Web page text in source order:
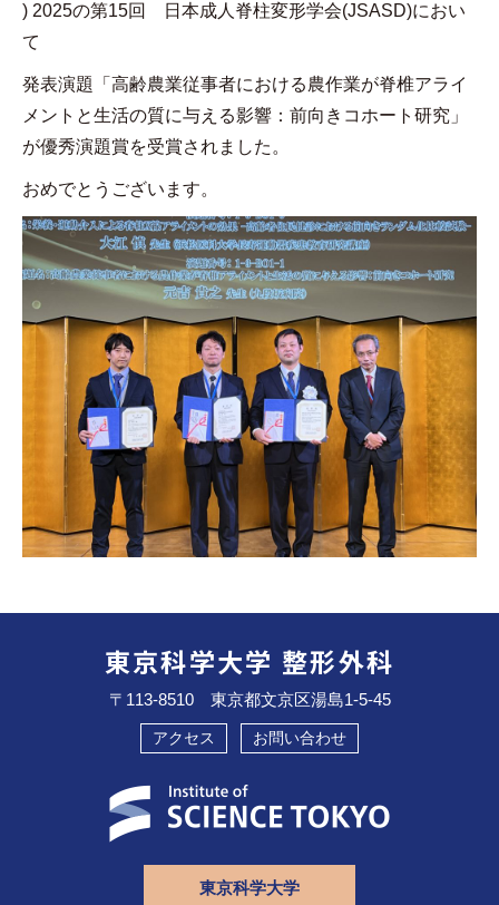
) 2025の第15回 日本成人脊柱変形学会(JSASD)におい
て
発表演題「高齢農業従事者における農作業が脊椎アライ
メントと生活の質に与える影響：前向きコホート研究」
が優秀演題賞を受賞されました。
おめでとうございます。
東京科学大学 整形外科
〒113-8510 東京都文京区湯島1-5-45
アクセス お問い合わせ
東京科学大学